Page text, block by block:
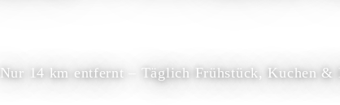
Nur 14 km entfernt – Täglich Frühstück, Kuchen &